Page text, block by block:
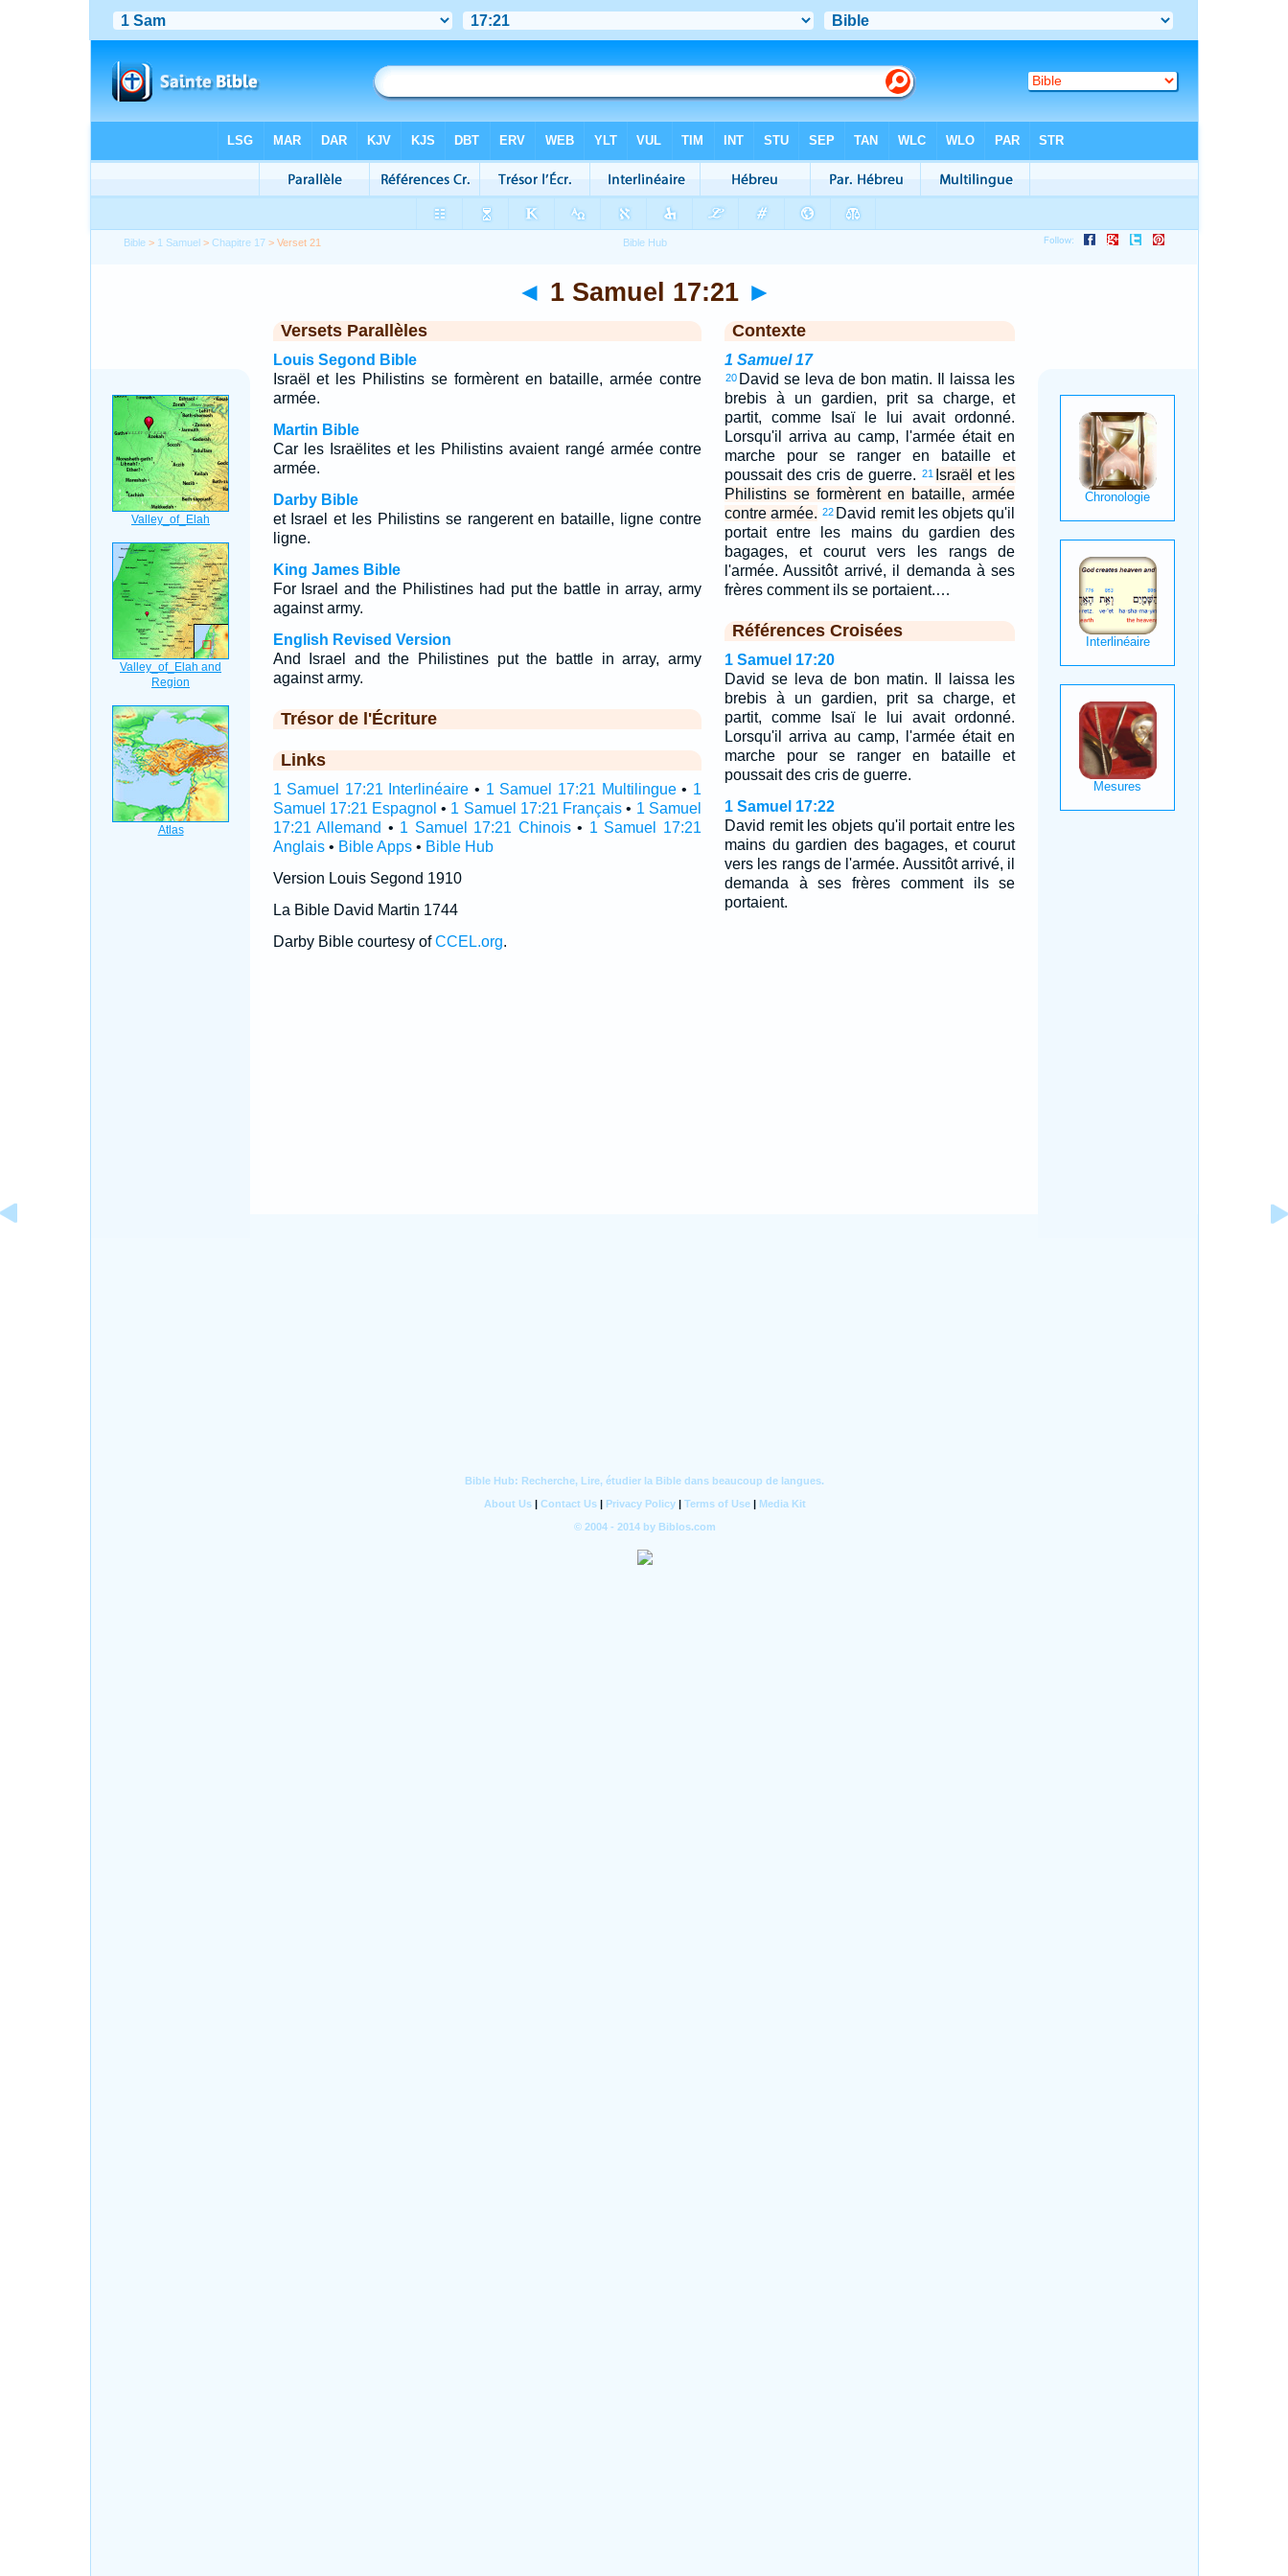
Bible > 1 Samuel >Chapitre 17 > Verset 21
◄ 1 Samuel 17:21 ►
Versets Parallèles
Louis Segond Bible
Israël et les Philistins se formèrent en bataille, armée contre
armée.
Martin Bible
Car les Israëlites et les Philistins avaient rangé armée contre
armée.
Darby Bible
et Israel et les Philistins se rangerent en bataille, ligne contre
ligne.
King James Bible
For Israel and the Philistines had put the battle in array, army
against army.
English Revised Version
And Israel and the Philistines put the battle in array, army
against army.
Trésor de l'Écriture
Links
1 Samuel 17:21 Interlinéaire • 1 Samuel 17:21 Multilingue• 1
Samuel 17:21 Espagnol • 1 Samuel 17:21 Français • 1 Samuel
17:21 Allemand • 1 Samuel 17:21 Chinois• 1 Samuel 17:21
Anglais• Bible Apps• Bible Hub
Version Louis Segond 1910
La Bible David Martin 1744
Darby Bible courtesy ofCCEL.org.
Contexte
1 Samuel 17
20 David se leva de bon matin. Il laissa les
brebis à un gardien, prit sa charge, et
partit, comme Isaï le lui avait ordonné.
Lorsqu'il arriva au camp, l'armée était en
marche pour se ranger en bataille et
poussait des cris de guerre. 21
Israël et les
Philistins se formèrent en bataille, armée
contre armée. 22 David remit les objets qu'il
portait entre les mains du gardien des
bagages, et courut vers les rangs de
l'armée. Aussitôt arrivé, il demanda à ses
frères comment ils se portaient.…
Références Croisées
1 Samuel 17:20
David se leva de bon matin. Il laissa les
brebis à un gardien, prit sa charge, et
partit, comme Isaï le lui avait ordonné.
Lorsqu'il arriva au camp, l'armée était en
marche pour se ranger en bataille et
poussait des cris de guerre.
1 Samuel 17:22
David remit les objets qu'il portait entre les
mains du gardien des bagages, et courut
vers les rangs de l'armée. Aussitôt arrivé, il
demanda à ses frères comment ils se
portaient.